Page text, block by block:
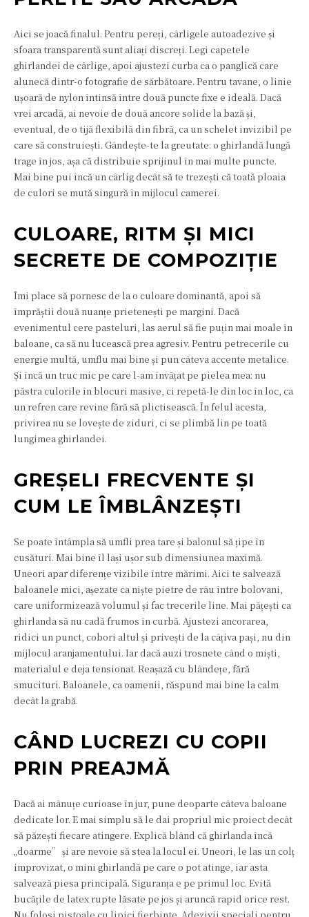
Aici se joacă finalul. Pentru pereți, cârligele autoadezive și
sfoara transparentă sunt aliați discreți. Legi capetele
ghirlandei de cârlige, apoi ajustezi curba ca o panglică care
alunecă dintr-o fotografie de sărbătoare. Pentru tavane, o linie
ușoară de nylon întinsă între două puncte fixe e ideală. Dacă
vrei arcadă, ai nevoie de două ancore solide la bază și,
eventual, de o tijă flexibilă din fibră, ca un schelet invizibil pe
care să construiești. Gândește-te la greutate: o ghirlandă lungă
trage în jos, așa că distribuie sprijinul în mai multe puncte.
Mai bine pui încă un cârlig decât să te trezești că toată ploaia
de culori se mută singură în mijlocul camerei.
CULOARE, RITM ȘI MICI
SECRETE DE COMPOZIȚIE
Îmi place să pornesc de la o culoare dominantă, apoi să
împrăștii două nuanțe prietenești pe margini. Dacă
evenimentul cere pasteluri, las aerul să fie puțin mai moale în
baloane, ca să nu lucească prea agresiv. Pentru petrecerile cu
energie multă, umflu mai bine și pun câteva accente metalice.
Și încă un truc mic pe care l-am învățat pe pielea mea: nu
păstra culorile în blocuri masive, ci repetă-le din loc în loc, ca
un refren care revine fără să plictisească. În felul acesta,
privirea nu se lovește de ziduri, ci se plimbă lin pe toată
lungimea ghirlandei.
GREȘELI FRECVENTE ȘI
CUM LE ÎMBLÂNZEȘTI
Se poate întâmpla să umfli prea tare și balonul să țipe în
cusături. Mai bine îl lași ușor sub dimensiunea maximă.
Uneori apar diferențe vizibile între mărimi. Aici te salvează
baloanele mici, așezate ca niște pietre de râu între bolovani,
care uniformizează volumul și fac trecerile line. Mai pățești ca
ghirlanda să nu cadă frumos în curbă. Ajustezi ancorarea,
ridici un punct, cobori altul și privești de la câțiva pași, nu din
mijlocul aranjamentului. Iar dacă auzi trosnete când o miști,
materialul e deja tensionat. Reașază cu blândețe, fără
smucituri. Baloanele, ca oamenii, răspund mai bine la calm
decât la grabă.
CÂND LUCREZI CU COPII
PRIN PREAJMĂ
Dacă ai mânuțe curioase în jur, pune deoparte câteva baloane
dedicate lor. E mai simplu să le dai propriul mic proiect decât
să păzești fiecare atingere. Explică blând că ghirlanda încă
„doarme” și are nevoie să stea la locul ei. Uneori, le las un colț
improvizat, o mini ghirlandă pe care o pot atinge, iar asta
salvează piesa principală. Siguranța e pe primul loc. Evită
bucățile de latex rupte lăsate pe jos și aruncă rapid orice rest.